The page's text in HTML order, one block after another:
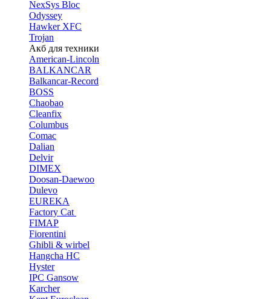
NexSys Bloc
Odyssey
Hawker XFC
Trojan
Акб для техники
American-Lincoln
BALKANCAR
Balkancar-Record
BOSS
Chaobao
Cleanfix
Columbus
Comac
Dalian
Delvir
DIMEX
Doosan-Daewoo
Dulevo
EUREKA
Factory Cat
FIMAP
Fiorentini
Ghibli & wirbel
Hangcha HC
Hyster
IPC Gansow
Karcher